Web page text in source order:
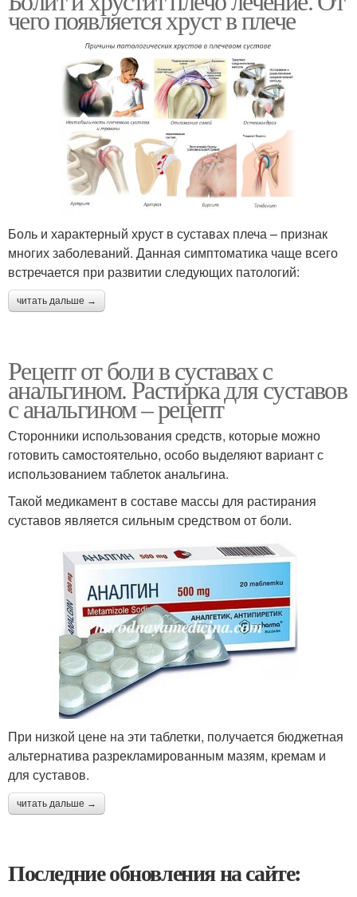
чего появляется хруст в плече
Боль и характерный хруст в суставах плеча – признак
многих заболеваний. Данная симптоматика чаще всего
встречается при развитии следующих патологий:
читать дальше →
Рецепт от боли в суставах с
анальгином. Растирка для суставов
с анальгином – рецепт
Сторонники использования средств, которые можно
готовить самостоятельно, особо выделяют вариант с
использованием таблеток анальгина.
Такой медикамент в составе массы для растирания
суставов является сильным средством от боли.
При низкой цене на эти таблетки, получается бюджетная
альтернатива разрекламированным мазям, кремам и
для суставов.
читать дальше →
Последние обновления на сайте: